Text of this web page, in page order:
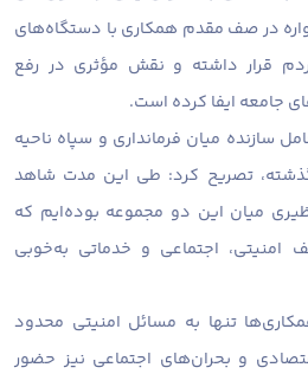
در صف مقدم همکاری با دستگاه‌های
قرار داشته و نقش مؤثری در رفع
جامعه ایفا کرده است.
سازنده میان فرمانداری و سپاه ناحیه
تصریح کرد: طی این مدت شاهد
میان این دو مجموعه بوده‌ایم که
امنیتی، اجتماعی و خدماتی به‌خوبی
تنها به مسائل امنیتی محدود
و بحران‌های اجتماعی نیز حضور